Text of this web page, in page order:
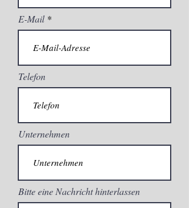
E-Mail
Telefon
Unternehmen
Bitte eine Nachricht hinterlassen